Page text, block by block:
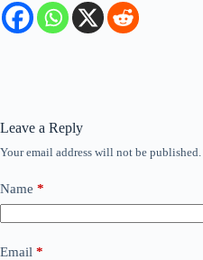
Leave a Reply
Your email address will not be published.
Name *
Email *